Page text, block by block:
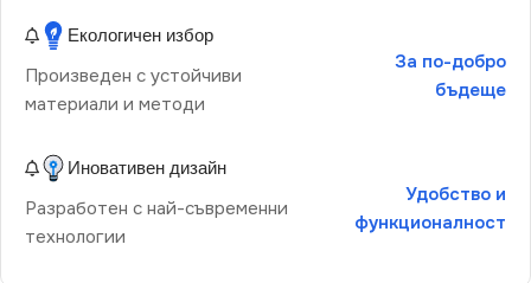
Екологичен избор
Произведен с устойчиви
материали и методи
За по-добро
бъдеще
Иновативен дизайн
Разработен с най-съвременни
технологии
Удобство и
функционалност